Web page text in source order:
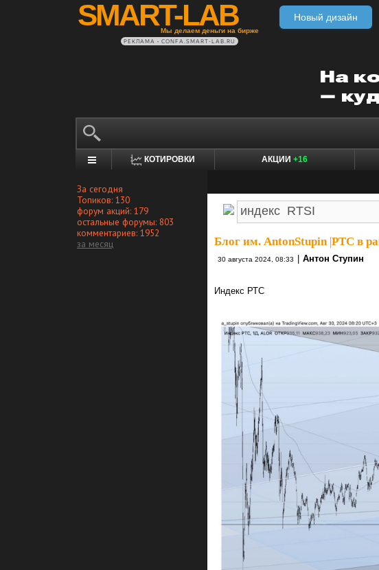
SMART-LAB
Мы делаем деньги на бирже
Новый дизайн
РЕКЛАМА • CONFA.SMART-LAB.RU
КОТИРОВКИ АКЦИИ +16
За сегодня
Топиков: 130
форум акций: 179
остальные форумы: 803
комментариев: 1952
за месяц
Блог им. AntonStupin| РТС в
30 августа 2024, 08:33 Антон Ступин
Индекс РТС